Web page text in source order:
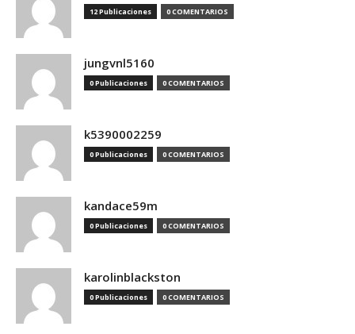
12 Publicaciones 0 COMENTARIOS
jungvnl5160
0 Publicaciones 0 COMENTARIOS
k5390002259
0 Publicaciones 0 COMENTARIOS
kandace59m
0 Publicaciones 0 COMENTARIOS
karolinblackston
0 Publicaciones 0 COMENTARIOS